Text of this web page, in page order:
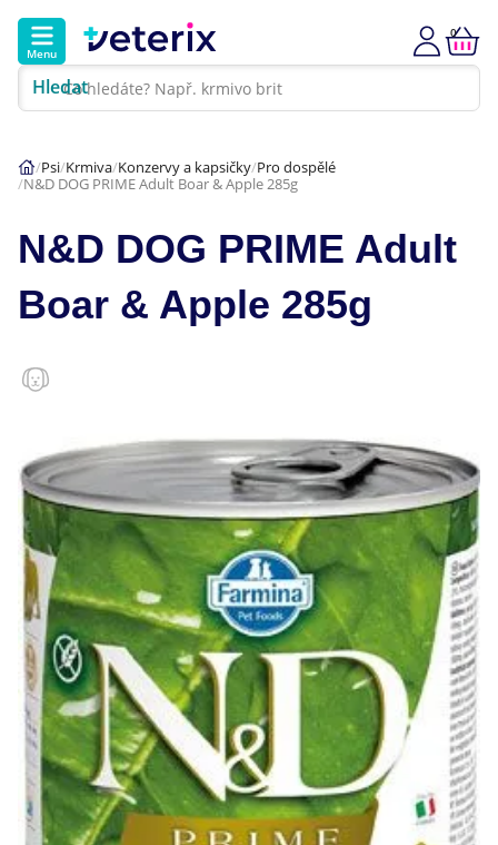
Menu
Hledat
0
Hlavní kategorie
Akce
Psi
Kočky
Dárkové poukazy
Klinika Veterix
777 319 516 (Po–Pá, 9–19h; So–Ne, 9–14h)
info@veterix.cz
E-shop Veterix
777 319 517 (Po–Pá, 8–15h)
eshop@veterix.cz
Psi Krmiva Konzervy a kapsičky Pro dospělé
N&D DOG PRIME Adult Boar & Apple 285g
N&D DOG PRIME Adult
Boar & Apple 285g